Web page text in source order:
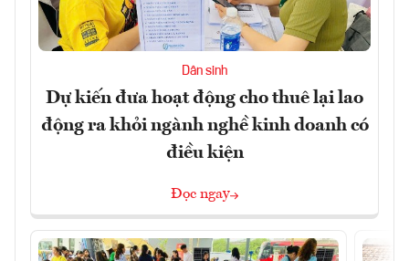
Dân sinh
Dự kiến đưa hoạt động cho thuê lại lao
động ra khỏi ngành nghề kinh doanh có
điều kiện
Đọc ngay